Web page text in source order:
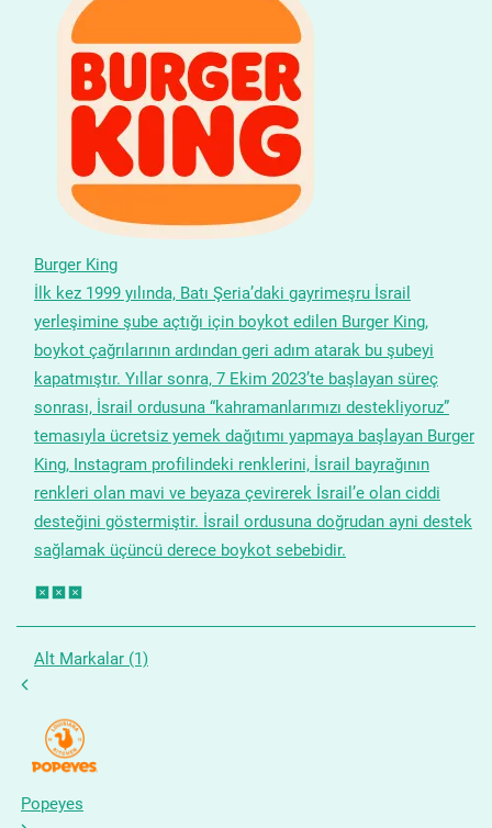
Burger King
İlk kez 1999 yılında, Batı Şeria’daki gayrimeşru İsrail
yerleşimine şube açtığı için boykot edilen Burger King,
boykot çağrılarının ardından geri adım atarak bu şubeyi
kapatmıştır. Yıllar sonra, 7 Ekim 2023’te başlayan süreç
sonrası, İsrail ordusuna “kahramanlarımızı destekliyoruz”
temasıyla ücretsiz yemek dağıtımı yapmaya başlayan Burger
King, Instagram profilindeki renklerini, İsrail bayrağının
renkleri olan mavi ve beyaza çevirerek İsrail’e olan ciddi
desteğini göstermiştir. İsrail ordusuna doğrudan ayni destek
sağlamak üçüncü derece boykot sebebidir.
Alt Markalar (1)
Popeyes